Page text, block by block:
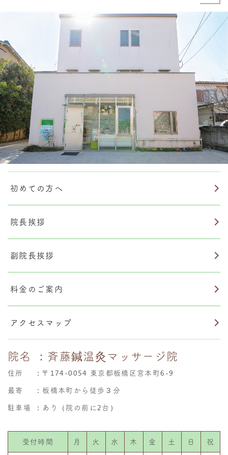
初めての方へ
院長挨拶
副院長挨拶
料金のご案内
アクセスマップ
院名 ：斉藤鍼温灸マッサージ院
住所 ： 〒174-0054 東京都板橋区宮本町6-9
最寄
：板橋本町から徒歩３分
駐車場
：あり（院の前に2台）
受付時間 月 火 水 木 金 土 日 祝